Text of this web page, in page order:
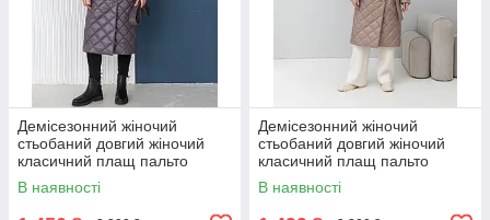
Демісезонний жіночий
стьобаний довгий жіночий
класичний плащ пальто
В наявності
Демісезонний жіночий
стьобаний довгий жіночий
класичний плащ пальто
В наявності